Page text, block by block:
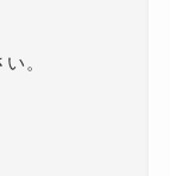
。